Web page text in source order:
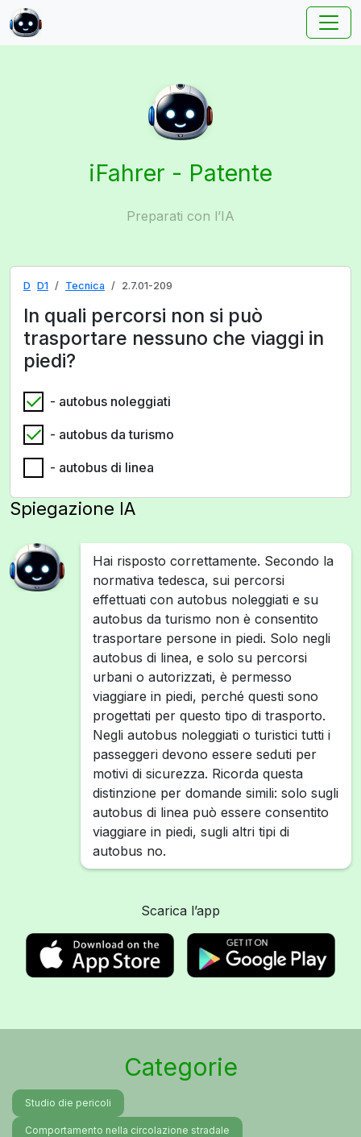
iFahrer - Patente
Preparati con l’IA
D D1 Tecnica 2.7.01-209
In quali percorsi non si può
trasportare nessuno che viaggi in
piedi?
- autobus noleggiati
- autobus da turismo
- autobus di linea
Spiegazione IA
Hai risposto correttamente. Secondo la
normativa tedesca, sui percorsi
effettuati con autobus noleggiati e su
autobus da turismo non è consentito
trasportare persone in piedi. Solo negli
autobus di linea, e solo su percorsi
urbani o autorizzati, è permesso
viaggiare in piedi, perché questi sono
progettati per questo tipo di trasporto.
Negli autobus noleggiati o turistici tutti i
passeggeri devono essere seduti per
motivi di sicurezza. Ricorda questa
distinzione per domande simili: solo sugli
autobus di linea può essere consentito
viaggiare in piedi, sugli altri tipi di
autobus no.
Scarica l’app
Categorie
Studio die pericoli
Comportamento nella circolazione stradale